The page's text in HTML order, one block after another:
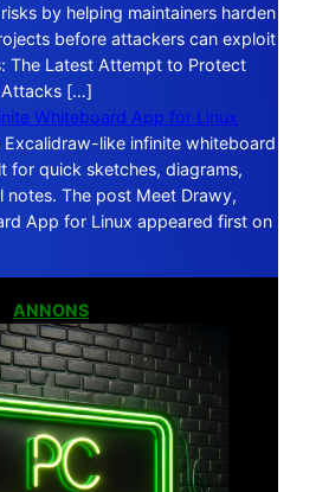
by helping maintainers harden
before attackers can exploit
The Latest Attempt to Protect
Attacks […]
Whiteboard App for Linux
Excalidraw-like infinite whiteboard
for quick sketches, diagrams,
notes. The post Meet Drawy,
App for Linux appeared first on
ANNONS